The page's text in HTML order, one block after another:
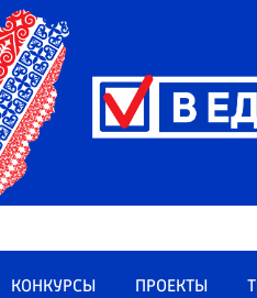
КОНКУРСЫ ПРОЕКТЫ